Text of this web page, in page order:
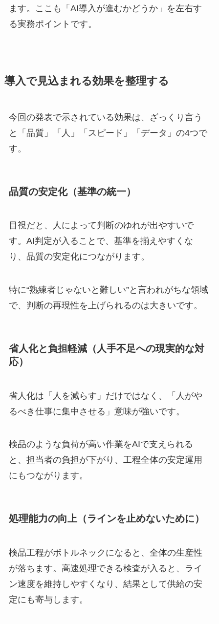
ます。ここも「AI導入が進むかどうか」を左右す
る実務ポイントです。
導入で見込まれる効果を整理する
今回の発表で示されている効果は、ざっくり言う
と「品質」「人」「スピード」「データ」の4つで
す。
品質の安定化（基準の統一）
目視だと、人によって判断のゆれが出やすいで
す。AI判定が入ることで、基準を揃えやすくな
り、品質の安定化につながります。
特に“熟練者じゃないと難しい”と言われがちな領域
で、判断の再現性を上げられるのは大きいです。
省人化と負担軽減（人手不足への現実的な対
応）
省人化は「人を減らす」だけではなく、「人がや
るべき仕事に集中させる」意味が強いです。
検品のような負荷が高い作業をAIで支えられる
と、担当者の負担が下がり、工程全体の安定運用
にもつながります。
処理能力の向上（ラインを止めないために）
検品工程がボトルネックになると、全体の生産性
が落ちます。高速処理できる検査が入ると、ライ
ン速度を維持しやすくなり、結果として供給の安
定にも寄与します。